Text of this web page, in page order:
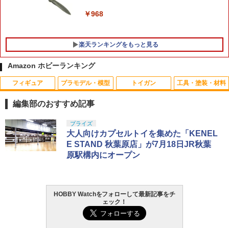
￥2,581
ラクエ ドラゴンクエスト 武器 グッズ ダ
￥7,600
5
Gift+ 1/8 エレン・ジョー 華やぐ遊歩Ver.
1/8スケール完成品フィギュア
温度計シール 5枚セット（長方形/正方
形）
￥820
￥968
楽天ランキングをもっと見る
Amazon ホビーランキング
フィギュア
1
タカラトミー(TAKARA TOMY) T-SPAR
K トランスフォーマー ニューレジェンズ
NL-07 サウンドウェーブ 可動フィギュア
￥4,440
TAMASHII NATIONS S.H.フィギュアー
ツ ONE PIECE シャンクス -マリンフォ
ード頂上決戦- 約165mm PVC&ABS&布
プラモデル・模型
1
BANDAI SPIRITS(バンダイ スピリッツ)
30MS SIS-J00 メルンジャ[カラーA] 色
分け済みプラモデル
￥4,200
HG 機動戦士ガンダム00 グラハム専用ユ
ニオンフラッグカスタム 1/144スケール
色分け済みプラモデル
トイガン
1
東京マルイ(TOKYO MARUI) No.25 コル
ト ガバメント HG 18歳以上エアーHOP
ハンドガン
￥3,384
東京マルイ (TOKYO MARUI) ガスブロー
バックマシンガン No.14 20式 5.56mm
小銃 18歳以上 ガスブローバック
工具・塗装・材料
1
LOCTITE(ロックタイト) シールはがし
プレミアム 220ml
￥962
GSIクレオス Mr.トップコート 水性プレ
ミアムトップコートスプレー 光沢 88ml
ホビー用仕上材 B601
編集部のおすすめ記事
プライズ
大人向けカプセルトイを集めた「KENEL
E STAND 秋葉原店」が7月18日JR秋葉
原駅構内にオープン
HOBBY Watchをフォローして最新記事をチ
ェック！